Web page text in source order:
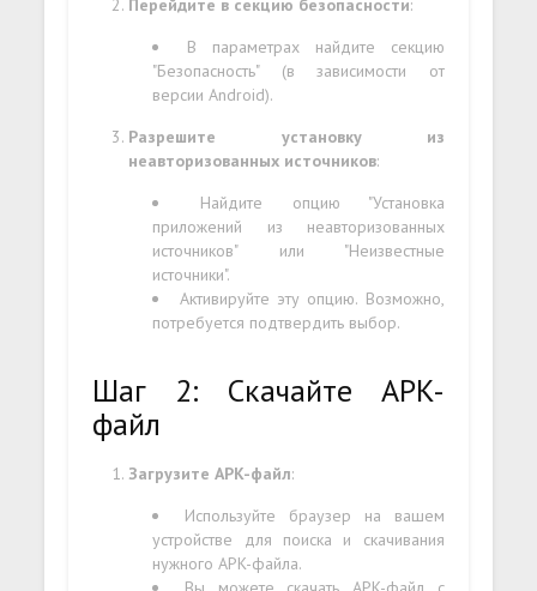
Перейдите в секцию безопасности:
В параметрах найдите секцию
"Безопасность" (в зависимости от
версии Android).
Разрешите установку из
неавторизованных источников:
Найдите опцию "Установка
приложений из неавторизованных
источников" или "Неизвестные
источники".
Активируйте эту опцию. Возможно,
потребуется подтвердить выбор.
Шаг 2: Скачайте APK-
файл
Загрузите APK-файл:
Используйте браузер на вашем
устройстве для поиска и скачивания
нужного APK-файла.